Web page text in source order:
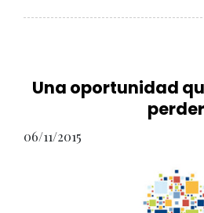
Una oportunidad
perder
06/11/2015